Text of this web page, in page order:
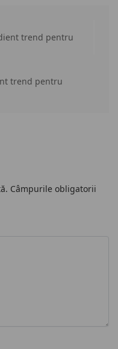
trend pentru
trend pentru
Câmpurile obligatorii